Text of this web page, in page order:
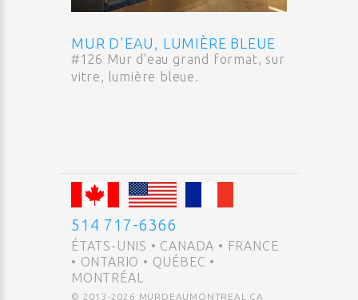
MUR D'EAU, LUMIÈRE BLEUE
#126 Mur d'eau grand format, sur
vitre, lumière bleue.
514 717-6366
ÉTATS-UNIS • CANADA • FRANCE
• ONTARIO • QUÉBEC •
MONTRÉAL
© 2013-2026 MURDEAUMONTREAL.CA